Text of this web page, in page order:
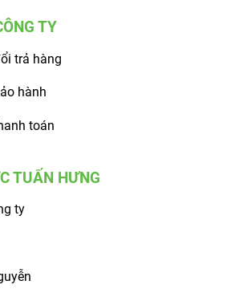
TY
trả hàng
hành
toán
TUẤN HƯNG
ty